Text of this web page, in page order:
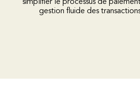
simplifier le processus de
gestion fluide des